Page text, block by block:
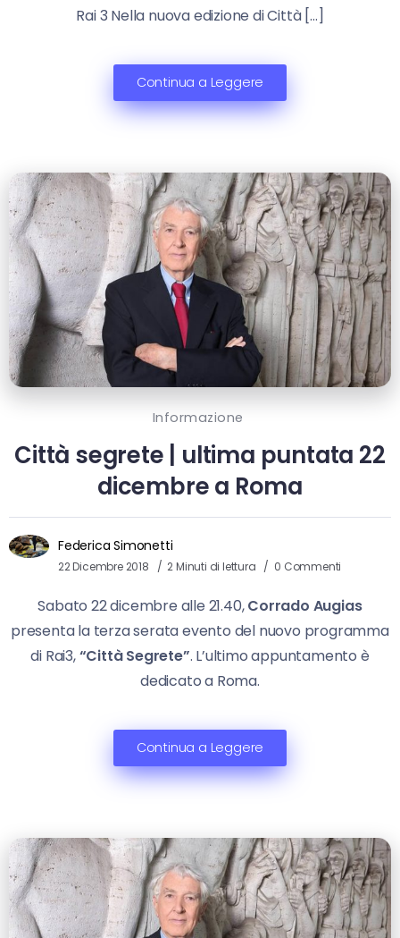
Rai 3 Nella nuova edizione di Città […]
Continua a Leggere
Informazione
Città segrete | ultima puntata 22
dicembre a Roma
Federica Simonetti
22 Dicembre 2018 2 Minuti di lettura 0 Commenti
Sabato 22 dicembre alle 21.40,Corrado Augias
presenta la terza serata evento del nuovo programma
di Rai3,“Città Segrete”. L’ultimo appuntamento è
dedicato a Roma.
Continua a Leggere